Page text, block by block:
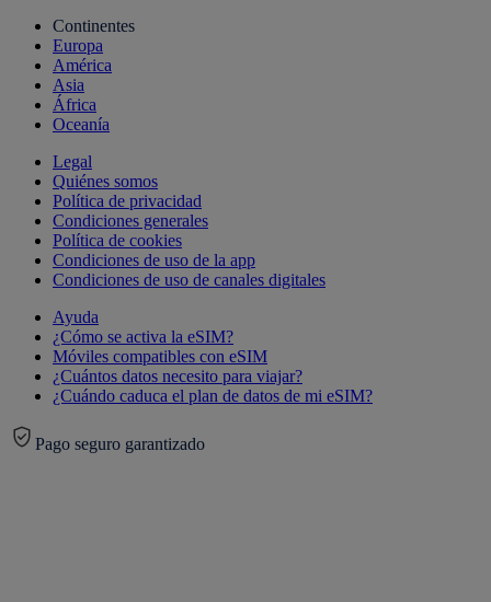
Continentes
Europa
América
Asia
África
Oceanía
Legal
Quiénes somos
Política de privacidad
Condiciones generales
Política de cookies
Condiciones de uso de la app
Condiciones de uso de canales digitales
Ayuda
¿Cómo se activa la eSIM?
Móviles compatibles con eSIM
¿Cuántos datos necesito para viajar?
¿Cuándo caduca el plan de datos de mi eSIM?
Pago seguro garantizado